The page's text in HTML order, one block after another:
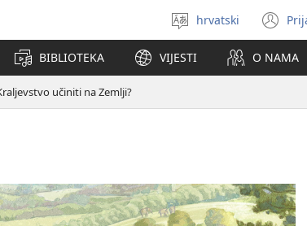
Izaberi
jezik
hrvatski
se
novi
BIBLIOTEKA VIJESTI O NAMA
učiniti na Zemlji?